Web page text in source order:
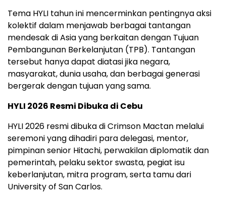
Tema HYLI tahun ini mencerminkan pentingnya aksi
kolektif dalam menjawab berbagai tantangan
mendesak di Asia yang berkaitan dengan Tujuan
Pembangunan Berkelanjutan (TPB). Tantangan
tersebut hanya dapat diatasi jika negara,
masyarakat, dunia usaha, dan berbagai generasi
bergerak dengan tujuan yang sama.
HYLI 2026 Resmi Dibuka di Cebu
HYLI 2026 resmi dibuka di Crimson Mactan melalui
seremoni yang dihadiri para delegasi, mentor,
pimpinan senior Hitachi, perwakilan diplomatik dan
pemerintah, pelaku sektor swasta, pegiat isu
keberlanjutan, mitra program, serta tamu dari
University of San Carlos.